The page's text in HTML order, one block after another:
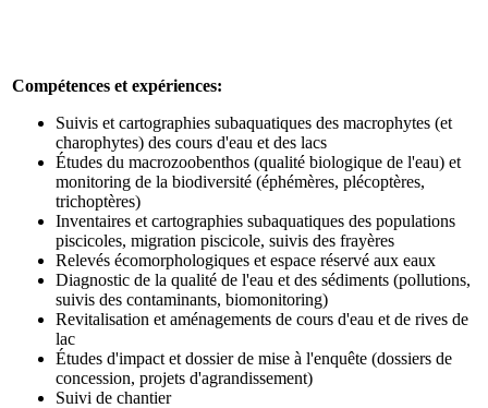
Compétences et expériences:
Suivis et cartographies subaquatiques des macrophytes (et
charophytes) des cours d'eau et des lacs
Études du macrozoobenthos (qualité biologique de l'eau) et
monitoring de la biodiversité (éphémères, plécoptères,
trichoptères)
Inventaires et cartographies subaquatiques des populations
piscicoles, migration piscicole, suivis des frayères
Relevés écomorphologiques et espace réservé aux eaux
Diagnostic de la qualité de l'eau et des sédiments (pollutions,
suivis des contaminants, biomonitoring)
Revitalisation et aménagements de cours d'eau et de rives de
lac
Études d'impact et dossier de mise à l'enquête (dossiers de
concession, projets d'agrandissement)
Suivi de chantier